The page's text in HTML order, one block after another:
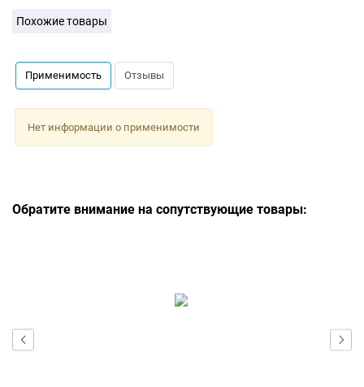
Похожие товары
Применимость Отзывы
Нет информации о применимости
Обратите внимание на сопутствующие товары: